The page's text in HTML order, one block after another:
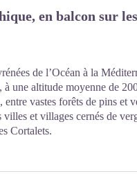
en balcon sur les
de l’Océan à la
une altitude moyenne de
vastes forêts de pins et
villes et villages cernés de
Cortalets.